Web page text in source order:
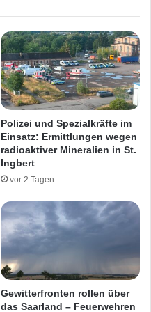
Polizei und Spezialkräfte im
Einsatz: Ermittlungen wegen
radioaktiver Mineralien in St.
Ingbert
vor 2 Tagen
Gewitterfronten rollen über
das Saarland – Feuerwehren